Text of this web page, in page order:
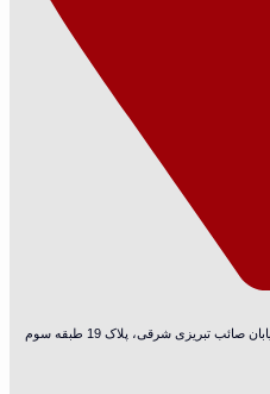
تبریزی شرقی، پلاک 19 طبقه سوم